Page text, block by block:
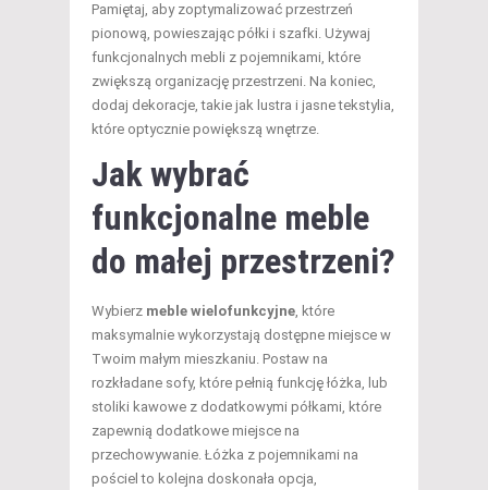
Pamiętaj, aby zoptymalizować przestrzeń
pionową, powieszając półki i szafki. Używaj
funkcjonalnych mebli z pojemnikami, które
zwiększą organizację przestrzeni. Na koniec,
dodaj dekoracje, takie jak lustra i jasne tekstylia,
które optycznie powiększą wnętrze.
Jak wybrać
funkcjonalne meble
do małej przestrzeni?
Wybierz meble wielofunkcyjne, które
maksymalnie wykorzystają dostępne miejsce w
Twoim małym mieszkaniu. Postaw na
rozkładane sofy, które pełnią funkcję łóżka, lub
stoliki kawowe z dodatkowymi półkami, które
zapewnią dodatkowe miejsce na
przechowywanie. Łóżka z pojemnikami na
pościel to kolejna doskonała opcja,